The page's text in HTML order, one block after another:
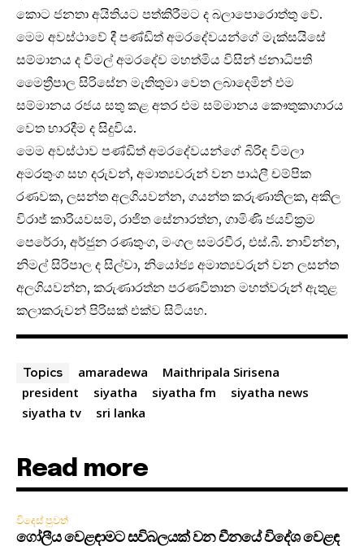
කොට ජනතා අයිතියට පත්කිරීමට ද බලාපොරොත්තු වේ.
මෙම අවස්ථාවේ දී පණ්ඩිත් අමරදේවයන්ගේ මැක්සයිසේ
සම්මානය ද විමල් අමරදේව මහත්මිය විසින් ජනාධිපති
මෛත්‍රීපාල සිරිසේන මැතිතුමා වෙත ලබාදෙමින් එම
සම්මානය රජය සතු කළ අතර එම සම්මානය කෞතුකාගාරය
වෙත භාරදීම ද සිදුවිය.
මෙම අවස්ථාව පණ්ඩිත් අමරදේවයන්ගේ බිරිඳ විමලා
අමරතුංග සහ දරුවන්, අමාත්‍යවරුන් වන පාඨලී චම්පික
රණවක, ලසන්ත අලගියවන්න, ගයන්ත කරුණාතිලක, අකිල
විරාජ් කාරියවසම්, රාජිත සේනාරත්න, ගාමිණි ජයවික්‍රම
පෙරේරා, අර්ජුන රණතුංග, මංගල සමරවීර, එස්.බී. නාවින්න,
නිමල් සිරිපාල ද සිල්වා, නියෝජ්‍ය අමාත්‍යවරුන් වන ලසන්ත
අලගියවන්න, කරුණාරත්න පරණවිතාන මහත්වරුන් ඇතුළ
කලාකරුවන් පිරිසක් එක්ව සිටියහ.
Topics amaradewa
Maithripala Sirisena
president
siyatha siyatha fm
siyatha news
siyatha tv
sri lanka
Read more
විදෙස් පුවත්
ගෝලීය වෙළඳාමට සවිබලයක් වන චීනයේ විදේශ වෙළඳ